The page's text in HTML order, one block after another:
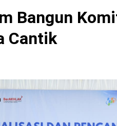
Bangun
Cantik